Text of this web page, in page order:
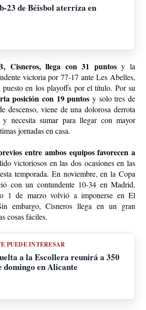
23 de Béisbol aterriza en
Cisneros, llega con 31 puntosy la
victoria por 77-17 ante Les Abelles,
puesto en los playoffs por el título. Por su
posición con 19 puntos y solo tres de
descenso, viene de una dolorosa derrota
y necesita sumar para llegar con mayor
jornadas en casa.
entre ambos equipos favorecen a
victoriosos en las dos ocasiones en las
temporada. En noviembre, en la Copa
con un contundente 10-34 en Madrid,
1 de marzo volvió a imponerse en El
embargo, Cisneros llega en un gran
cosas fáciles.
PUEDE INTERESAR
a la Escollera reunirá a 350
domingo en Alicante